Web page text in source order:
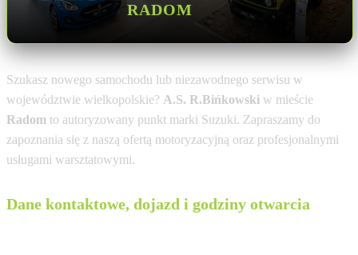
RADOM
Szukasz nowego samochodu lub niezawodnego serwisu w
województwie wielkopolskie? A.S. R.Bińkowski w mieście
Radom to autoryzowany punkt marki Suzuki. Zapraszamy do
zapoznania się z naszą ofertą motoryzacyjną oraz profesjonalnymi
usługami warsztatowymi.
Dane kontaktowe, dojazd i godziny otwarcia